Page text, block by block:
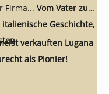
Firma... Vom Vater zum
Geschichte,
verkauften Lugana
als Pionier!